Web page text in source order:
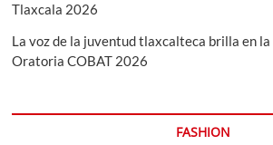
Tlaxcala 2026
La voz de la juventud tlaxcalteca brilla en
Oratoria COBAT 2026
FASHION